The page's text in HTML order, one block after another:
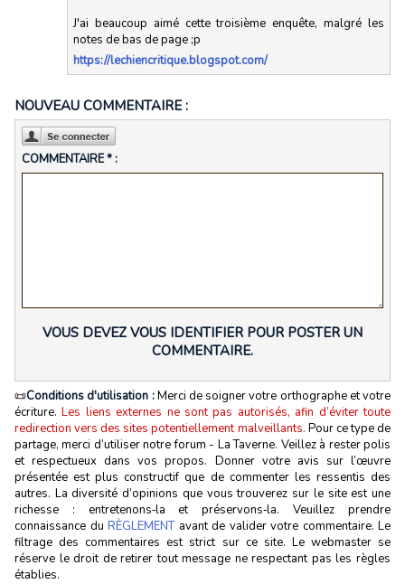
J'ai beaucoup aimé cette troisième enquête, malgré les
notes de bas de page ;p
https://lechiencritique.blogspot.com/
NOUVEAU COMMENTAIRE :
COMMENTAIRE * :
VOUS DEVEZ VOUS IDENTIFIER POUR POSTER UN
COMMENTAIRE.
📜Conditions d'utilisation :Merci de soigner votre orthographe et votre
écriture.Les liens externes ne sont pas autorisés, afin d’éviter toute
redirection vers des sites potentiellement malveillants. Pour ce type de
partage, merci d’utiliser notre forum - La Taverne. Veillez à rester polis
et respectueux dans vos propos. Donner votre avis sur l’œuvre
présentée est plus constructif que de commenter les ressentis des
autres. La diversité d’opinions que vous trouverez sur le site est une
richesse : entretenons‑la et préservons‑la. Veuillez prendre
connaissance du RÈGLEMENTavant de valider votre commentaire. Le
filtrage des commentaires est strict sur ce site. Le webmaster se
réserve le droit de retirer tout message ne respectant pas les règles
établies.